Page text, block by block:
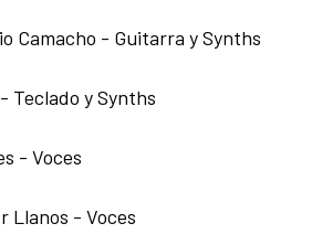
Camacho - Guitarra y Synths
Teclado y Synths
- Voces
Llanos - Voces